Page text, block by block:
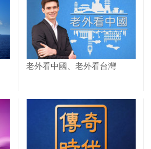
老外看中國、老外看台灣